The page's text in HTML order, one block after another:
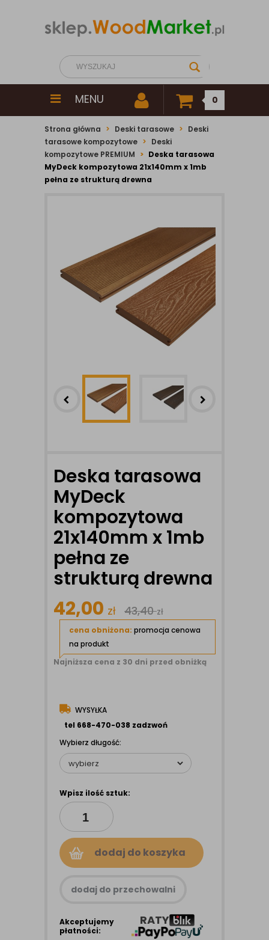
MENU 0
Strona główna Deski tarasowe
Deski
tarasowe kompozytowe
Deski
kompozytowe PREMIUM
Deska tarasowa
MyDeck kompozytowa 21x140mm x 1mb
pełna ze strukturą drewna
Deska tarasowa
MyDeck
kompozytowa
21x140mm x 1mb
pełna ze
strukturą drewna
42,00 zł 43,40zł
cena obniżona: promocja cenowa
na produkt
Najniższa cena z 30 dni przed obniżką
WYSYŁKA
tel 668-470-038 zadzwoń
Wybierz długość:
Wpisz ilość sztuk:
dodaj do koszyka
dodaj do przechowalni
Akceptujemy
płatności:
RATY